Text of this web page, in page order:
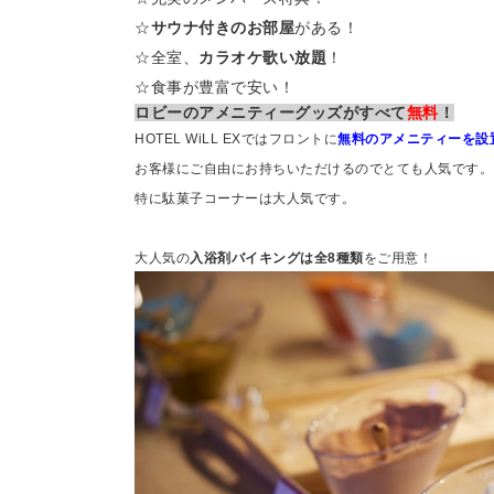
☆サウナ付きのお部屋がある！
☆全室、 カラオケ歌い放題 ！
☆食事が豊富で安い！
ロビーのアメニティーグッズがすべて無料！
HOTEL WiLL EXではフロントに無料のアメニティーを設
お客様にご自由にお持ちいただけるのでとても人気です。
特に駄菓子コーナーは大人気です。
大人気の入浴剤バイキングは全8種類をご用意！